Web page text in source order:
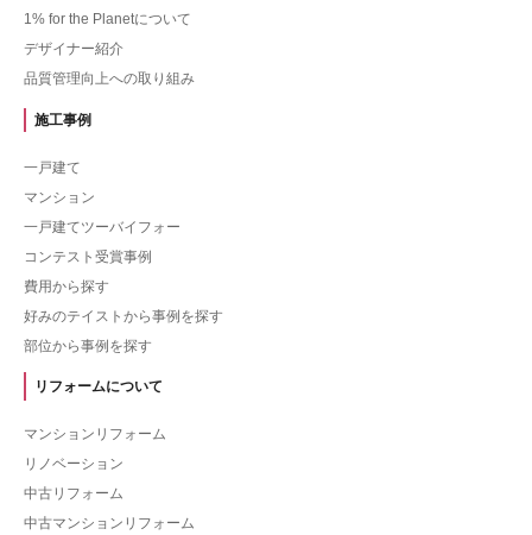
1% for the Planetについて
デザイナー紹介
品質管理向上への取り組み
施工事例
一戸建て
マンション
一戸建てツーバイフォー
コンテスト受賞事例
費用から探す
好みのテイストから事例を探す
部位から事例を探す
リフォームについて
マンションリフォーム
リノベーション
中古リフォーム
中古マンションリフォーム